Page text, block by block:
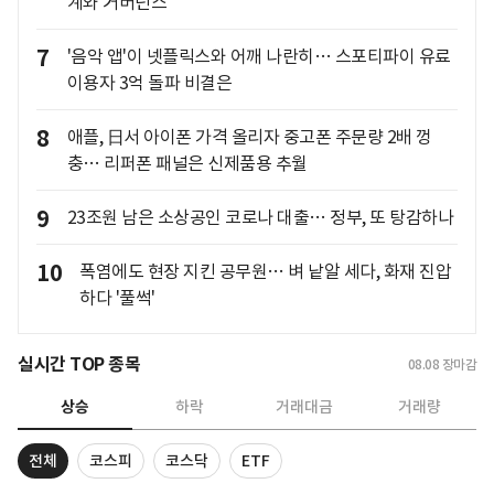
7
'음악 앱'이 넷플릭스와 어깨 나란히… 스포티파이 유료
이용자 3억 돌파 비결은
8
애플, 日서 아이폰 가격 올리자 중고폰 주문량 2배 껑
충… 리퍼폰 패널은 신제품용 추월
9 23조원 남은 소상공인 코로나 대출… 정부, 또 탕감하나
10
폭염에도 현장 지킨 공무원… 벼 낱알 세다, 화재 진압
하다 '풀썩'
실시간 TOP 종목 08.08 장마감
상승 하락 거래대금 거래량
전체 코스피 코스닥 ETF